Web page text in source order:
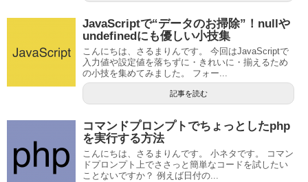
JavaScriptで“データのお掃除”！nullや
undefinedにも優しい小技集
こんにちは、さるまりんです。 今回はJavaScriptで
入力値や設定値を落ちずに・きれいに・揃えるため
の小技を集めてみました。 フォー...
記事を読む
コマンドプロンプトでちょっとしたphp
を実行する方法
こんにちは、さるまりんです。 小ネタです。 コマン
ドプロンプト上でささっと簡単なコードを試したい
ことないですか？ 例えば日付の...